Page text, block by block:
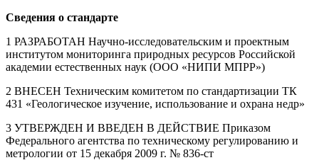
Сведения о стандарте
1 РАЗРАБОТАН Научно-исследовательским и проектным
институтом мониторинга природных ресурсов Российской
академии естественных наук (ООО «НИПИ МПРР»)
2 ВНЕСЕН Техническим комитетом по стандартизации ТК
431 «Геологическое изучение, использование и охрана недр»
3 УТВЕРЖДЕН И ВВЕДЕН В ДЕЙСТВИЕ Приказом
Федерального агентства по техническому регулированию и
метрологии от 15 декабря 2009 г. № 836-ст